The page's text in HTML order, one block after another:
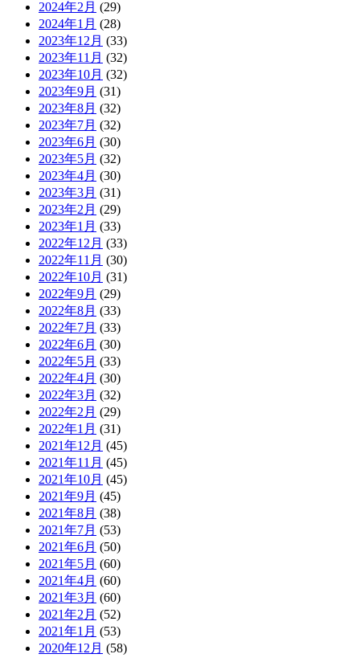
2024年2月 (29)
2024年1月 (28)
2023年12月 (33)
2023年11月 (32)
2023年10月 (32)
2023年9月 (31)
2023年8月 (32)
2023年7月 (32)
2023年6月 (30)
2023年5月 (32)
2023年4月 (30)
2023年3月 (31)
2023年2月 (29)
2023年1月 (33)
2022年12月 (33)
2022年11月 (30)
2022年10月 (31)
2022年9月 (29)
2022年8月 (33)
2022年7月 (33)
2022年6月 (30)
2022年5月 (33)
2022年4月 (30)
2022年3月 (32)
2022年2月 (29)
2022年1月 (31)
2021年12月 (45)
2021年11月 (45)
2021年10月 (45)
2021年9月 (45)
2021年8月 (38)
2021年7月 (53)
2021年6月 (50)
2021年5月 (60)
2021年4月 (60)
2021年3月 (60)
2021年2月 (52)
2021年1月 (53)
2020年12月 (58)